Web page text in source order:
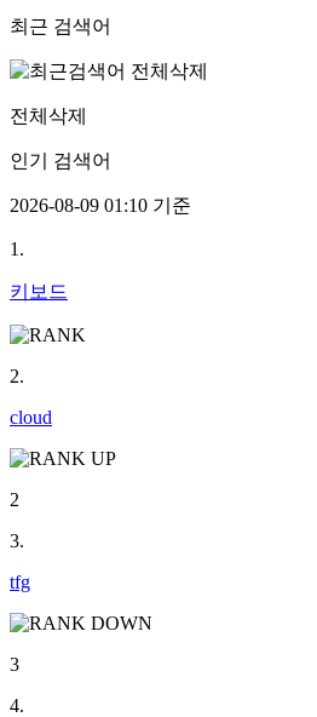
최근 검색어
전체삭제
인기 검색어
2026-08-09 01:10 기준
1.
키보드
2.
cloud
2
3.
tfg
3
4.